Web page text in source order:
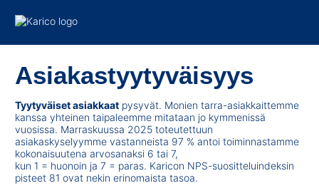
Asiakastyytyväisyys
Tyytyväiset asiakkaat pysyvät. Monien tarra-asiakkaittemme
kanssa yhteinen taipaleemme mitataan jo kymmenissä
vuosissa. Marraskuussa 2025 toteutettuun
asiakaskyselyymme vastanneista 97 % antoi toiminnastamme
kokonaisuutena arvosanaksi 6 tai 7,
kun 1 = huonoin ja 7 = paras. Karicon NPS-suositteluindeksin
pisteet 81 ovat nekin erinomaista tasoa.